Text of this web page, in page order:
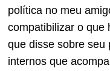
política no meu
compatibilizar o que
que disse sobre seu
internos que